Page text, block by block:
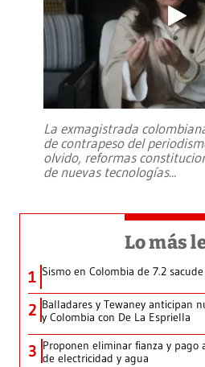
La exmagistrada
de contrapeso del
olvido, reformas
de nuevas tecnologías...
Lo más
1 Sismo en Colombia de 7.2
2 Balladares y Tewaney anticipan
y Colombia con De La Espriella
3 Proponen eliminar fianza y
de electricidad y agua